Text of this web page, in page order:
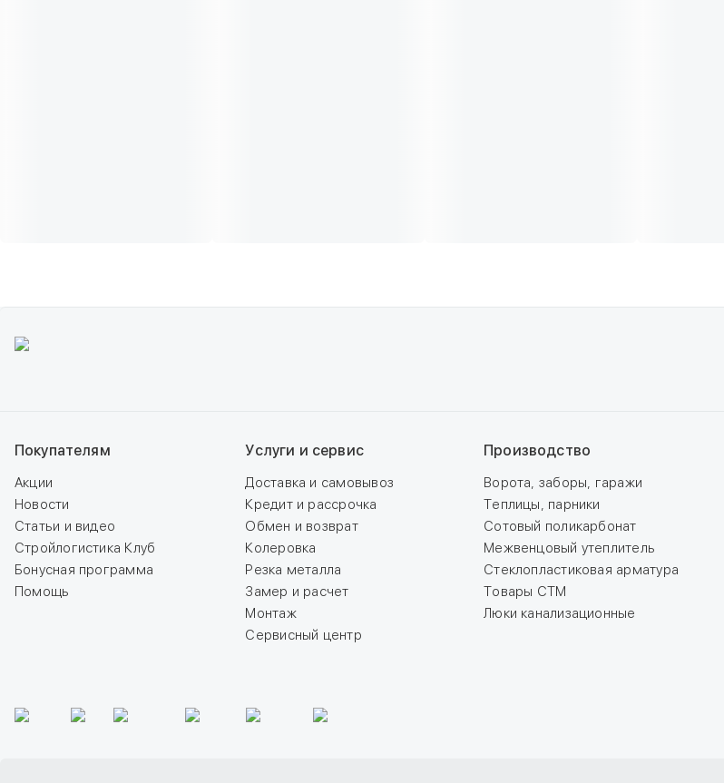
Покупателям
Акции
Новости
Статьи и видео
Стройлогистика Клуб
Бонусная программа
Помощь
Услуги и сервис
Доставка и самовывоз
Кредит и рассрочка
Обмен и возврат
Колеровка
Резка металла
Замер и расчет
Монтаж
Сервисный центр
Производство
Ворота, заборы, гаражи
Теплицы, парники
Сотовый поликарбонат
Межвенцовый утеплитель
Стеклопластиковая арматура
Товары СТМ
Люки канализационные